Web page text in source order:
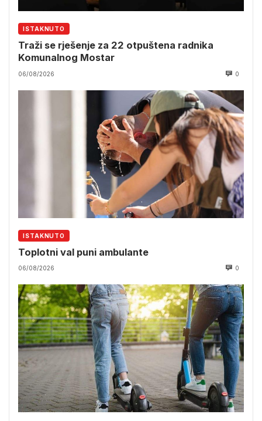
ISTAKNUTO
Traži se rješenje za 22 otpuštena radnika
Komunalnog Mostar
06/08/2026 0
ISTAKNUTO
Toplotni val puni ambulante
06/08/2026 0